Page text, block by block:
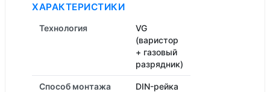
ХАРАКТЕРИСТИКИ
Технология
VG
(варистор
+ газовый
разрядник)
Способ монтажа
DIN-рейка